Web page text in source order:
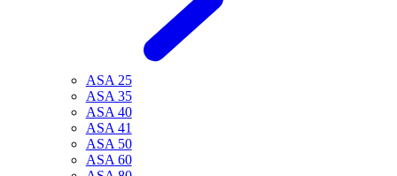
ASA 25
ASA 35
ASA 40
ASA 41
ASA 50
ASA 60